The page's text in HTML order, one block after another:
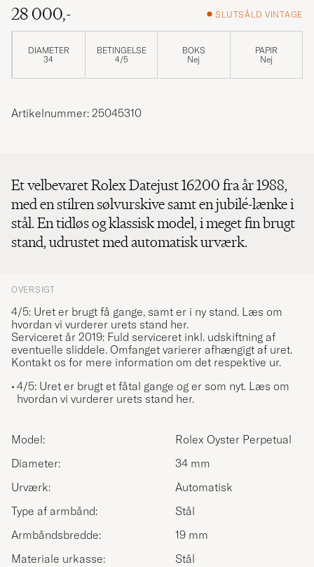
28 000,-
SLUTSÅLD VINTAGE
DIAMETER
34
BETINGELSE
4/5
BOKS
Nej
PAPIR
Nej
Artikelnummer: 25045310
Et velbevaret Rolex Datejust 16200 fra år 1988,
med en stilren sølvurskive samt en jubilé-lænke i
stål. En tidløs og klassisk model, i meget fin brugt
stand, udrustet med automatisk urværk.
OVERSIGT
4/5: Uret er brugt få gange, samt er i ny stand. Læs om
hvordan vi vurderer urets stand her.
Serviceret år 2019: Fuld serviceret inkl. udskiftning af
eventuelle sliddele. Omfanget varierer afhængigt af uret.
Kontakt os for mere information om det respektive ur.
4/5: Uret er brugt et fåtal gange og er som nyt. Læs om
hvordan vi vurderer urets stand her.
Model:
Rolex Oyster Perpetual
Diameter:
34 mm
Urværk:
Automatisk
Type af armbånd:
Stål
Armbåndsbredde:
19 mm
Materiale urkasse:
Stål